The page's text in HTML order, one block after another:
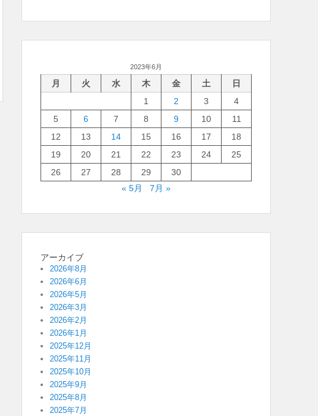
2023年6月
月 火 水 木 金 土
日
1
2 3
4
5
6 7 8 9 10
11
12
13 14 15 16 17
18
19
20 21 22 23 24
25
26
27 28 29
30
« 5月
7月 »
アーカイブ
2026年8月
2026年6月
2026年5月
2026年3月
2026年2月
2026年1月
2025年12月
2025年11月
2025年10月
2025年9月
2025年8月
2025年7月